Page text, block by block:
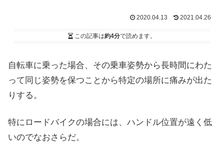
2020.04.13 2021.04.26
この記事は約4分で読めます。
自転車に乗った場合、その乗車姿勢から長時間にわた
って同じ姿勢を保つことから特定の場所に痛みが出た
りする。
特にロードバイクの場合には、ハンドル位置が遠く低
いのでなおさらだ。